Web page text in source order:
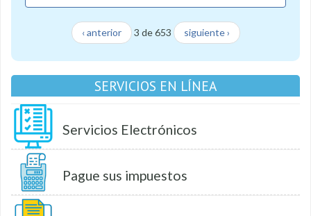
‹ anterior 3 de 653 siguiente ›
SERVICIOS EN LÍNEA
Servicios Electrónicos
Pague sus impuestos